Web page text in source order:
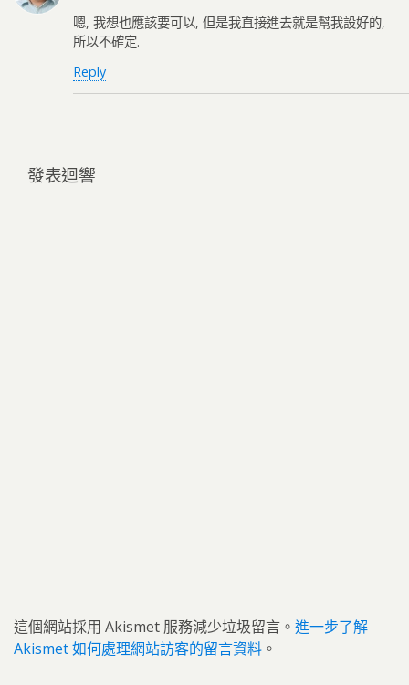
嗯, 我想也應該要可以, 但是我直接進去就是幫我設好的,
所以不確定.
Reply
發表迴響
這個網站採用 Akismet 服務減少垃圾留言。 進一步了解
Akismet 如何處理網站訪客的留言資料 。